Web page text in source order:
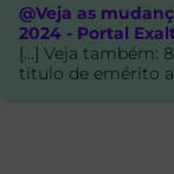
@Veja as
2024 - Portal
[…] Veja também:
título de emérito